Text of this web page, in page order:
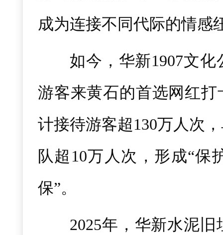
成为连接不同代际的情感
如今，华新1907文
游客来黄石的首选网红
计接待游客超130万人次
队超10万人次，形成“
保”。
2025年，华新水泥